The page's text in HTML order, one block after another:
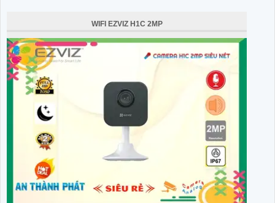
WIFI EZVIZ H1C 2MP